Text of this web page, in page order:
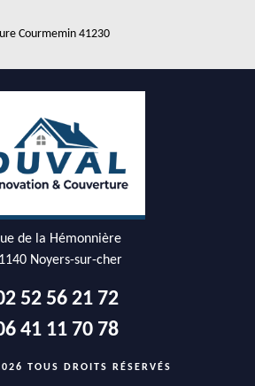
Courmemin 41230
de la Hémonnière
Noyers-sur-cher
52 56 21 72
41 11 70 78
TOUS DROITS RÉSERVÉS